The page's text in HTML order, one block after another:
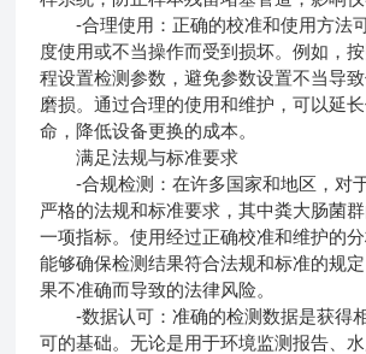
-合理使用：正确的校准和使用方法
度使用或不当操作而受到损坏。例如，
程设置检测参数，避免参数设置不当导
磨损。通过合理的使用和维护，可以延
命，降低设备更换的成本。
满足法规与标准要求
-合规检测：在许多国家和地区，对
严格的法规和标准要求，其中粪大肠菌
一项指标。使用经过正确校准和维护的分
能够确保检测结果符合法规和标准的规
果不准确而导致的法律风险。
-数据认可：准确的检测数据是获得
可的基础。无论是用于环境监测报告、